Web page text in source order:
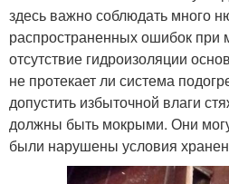
здесь важно соблюдать много
распространенных ошибок при
отсутствие гидроизоляции
не протекает ли система
допустить избыточной влаги
должны быть мокрыми. Они
были нарушены условия